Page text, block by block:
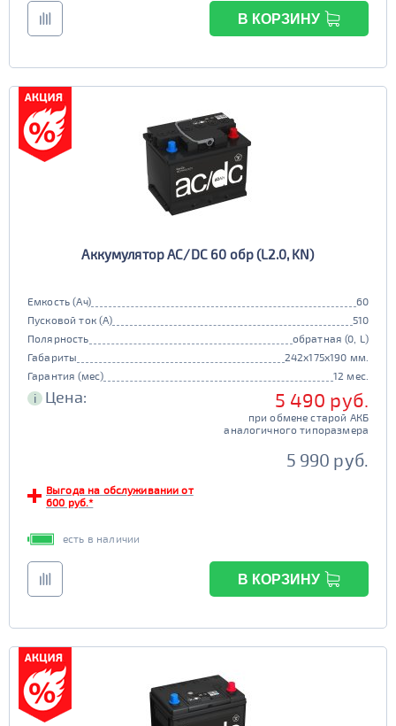
В КОРЗИНУ
Аккумулятор AC/DC 60 обр (L2.0, KN)
Емкость (Ач)
60
Пусковой ток (А)
510
Полярность
обратная (0, L)
Габариты
242x175x190 мм.
Гарантия (мес)
12 мес.
i Цена: 5 490 руб.
при обмене старой АКБ
аналогичного типоразмера
5 990 руб.
Выгода на обслуживании от
600 руб.*
есть в наличии
В КОРЗИНУ